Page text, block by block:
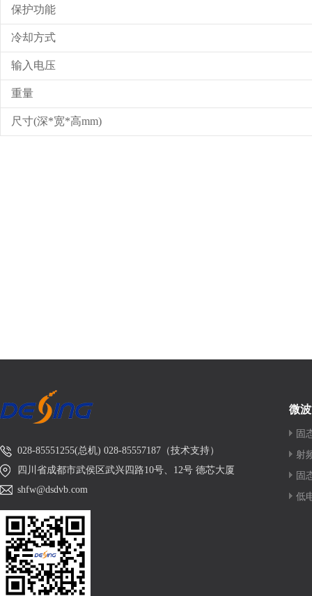
保护功能
冷却方式
输入电压
重量
尺寸(深*宽*高mm)
028-85551255(总机) 028-85557187（技术支持）
四川省成都市武侯区武兴四路10号、12号 德芯大厦
shfw@dsdvb.com
微
固
射
固
低